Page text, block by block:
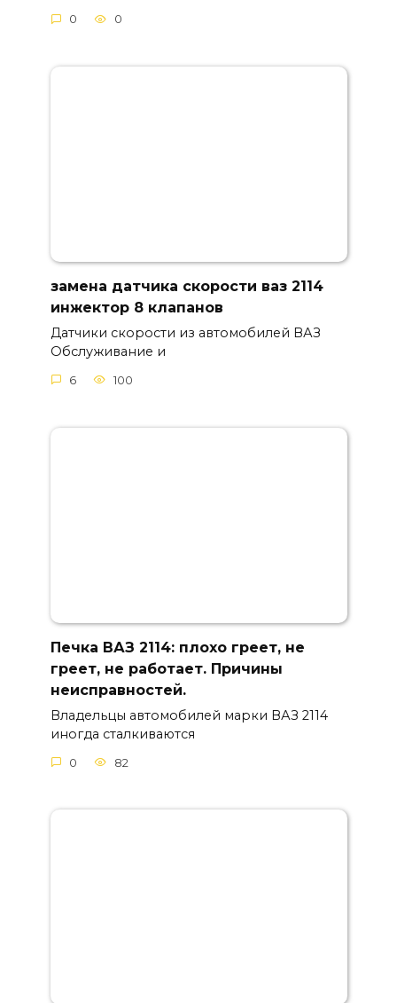
0 0
замена датчика скорости ваз 2114
инжектор 8 клапанов
Датчики скорости из автомобилей ВАЗ
Обслуживание и
6 100
Печка ВАЗ 2114: плохо греет, не
греет, не работает. Причины
неисправностей.
Владельцы автомобилей марки ВАЗ 2114
иногда сталкиваются
0 82